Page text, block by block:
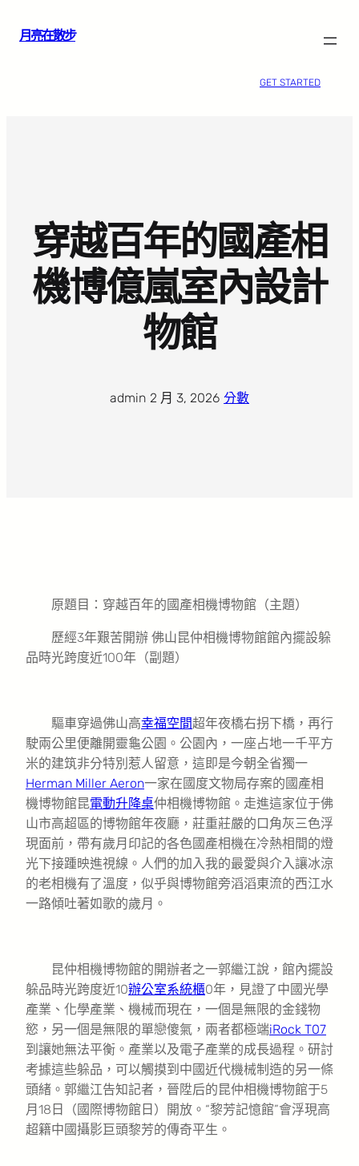
月亮在散步
GET STARTED
穿越百年的國產相
機博億嵐室內設計
物館
admin 2 月 3, 2026 分數
原題目：穿越百年的國產相機博物館（主題）
歷經3年艱苦開辦 佛山昆仲相機博物館館內擺設躲
品時光跨度近100年（副題）
驅車穿過佛山高幸福空間超年夜橋右拐下橋，再行
駛兩公里便離開靈龜公園。公園內，一座占地一千平方
米的建筑非分特別惹人留意，這即是今朝全省獨一
Herman Miller Aeron一家在國度文物局存案的國產相
機博物館昆電動升降桌仲相機博物館。走進這家位于佛
山市高超區的博物館年夜廳，莊重莊嚴的口角灰三色浮
現面前，帶有歲月印記的各色國產相機在冷熱相間的燈
光下接踵映進視線。人們的加入我的最愛與介入讓冰涼
的老相機有了溫度，似乎與博物館旁滔滔東流的西江水
一路傾吐著如歌的歲月。
昆仲相機博物館的開辦者之一郭繼江說，館內擺設
躲品時光跨度近10辦公室系統櫃0年，見證了中國光學
產業、化學產業、機械而現在，一個是無限的金錢物
慾，另一個是無限的單戀傻氣，兩者都極端iRock T07
到讓她無法平衡。產業以及電子產業的成長過程。研討
考據這些躲品，可以觸摸到中國近代機械制造的另一條
頭緒。郭繼江告知記者，晉陞后的昆仲相機博物館于5
月18日（國際博物館日）開放。“黎芳記憶館”會浮現高
超籍中國攝影巨頭黎芳的傳奇平生。